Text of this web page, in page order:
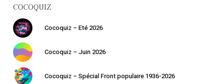
COCOQUIZ
Cocoquiz – Eté 2026
Cocoquiz – Juin 2026
Cocoquiz – Spécial Front populaire 1936-2026